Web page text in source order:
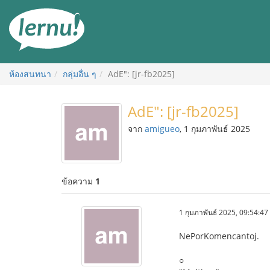
สารบัญ
ห้องสนทนา กลุ่มอื่น ๆ AdE": [jr-fb2025]
AdE": [jr-fb2025]
จาก amigueo, 1 กุมภาพันธ์ 2025
ข้อความ 1
1 กุมภาพันธ์ 2025, 09:54:47
NePorKomencantoj.
○